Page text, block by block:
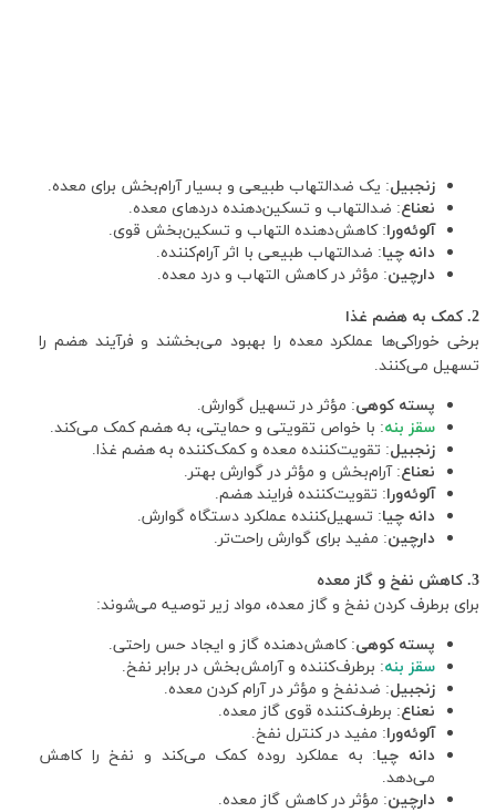
زنجبیل: یک ضدالتهاب طبیعی و بسیار آرام‌بخش برای معده.
نعناع: ضدالتهاب و تسکین‌دهنده دردهای معده.
آلوئه‌ورا: کاهش‌دهنده التهاب و تسکین‌بخش قوی.
دانه چیا: ضدالتهاب طبیعی با اثر آرام‌کننده.
دارچین: مؤثر در کاهش التهاب و درد معده.
2. کمک به هضم غذا
برخی خوراکی‌ها عملکرد معده را بهبود می‌بخشند و فرآیند هضم را
تسهیل می‌کنند.
پسته کوهی: مؤثر در تسهیل گوارش.
سقز بنه: با خواص تقویتی و حمایتی، به هضم کمک می‌کند.
زنجبیل: تقویت‌کننده معده و کمک‌کننده به هضم غذا.
نعناع: آرام‌بخش و مؤثر در گوارش بهتر.
آلوئه‌ورا: تقویت‌کننده فرایند هضم.
دانه چیا: تسهیل‌کننده عملکرد دستگاه گوارش.
دارچین: مفید برای گوارش راحت‌تر.
3. کاهش نفخ و گاز معده
برای برطرف کردن نفخ و گاز معده، مواد زیر توصیه می‌شوند:
پسته کوهی: کاهش‌دهنده گاز و ایجاد حس راحتی.
سقز بنه: برطرف‌کننده و آرامش‌بخش در برابر نفخ.
زنجبیل: ضدنفخ و مؤثر در آرام کردن معده.
نعناع: برطرف‌کننده قوی گاز معده.
آلوئه‌ورا: مفید در کنترل نفخ.
دانه چیا: به عملکرد روده کمک می‌کند و نفخ را کاهش
می‌دهد.
دارچین: مؤثر در کاهش گاز معده.